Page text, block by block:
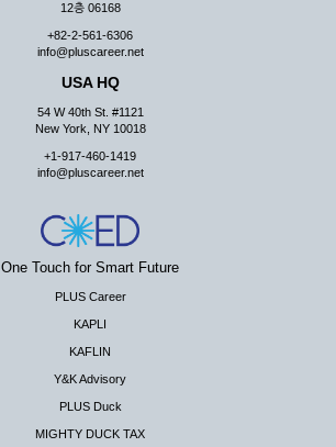
12층 06168
+82-2-561-6306
info@pluscareer.net
USA HQ
54 W 40th St. #1121
New York, NY 10018
+1-917-460-1419
info@pluscareer.net
One Touch for Smart Future
PLUS Career
KAPLI
KAFLIN
Y&K Advisory
PLUS Duck
MIGHTY DUCK TAX